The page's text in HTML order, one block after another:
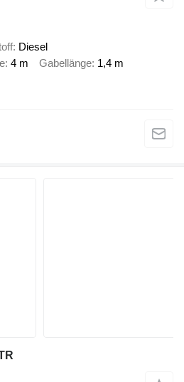
Diesel
4 m Gabellänge 1,4 m